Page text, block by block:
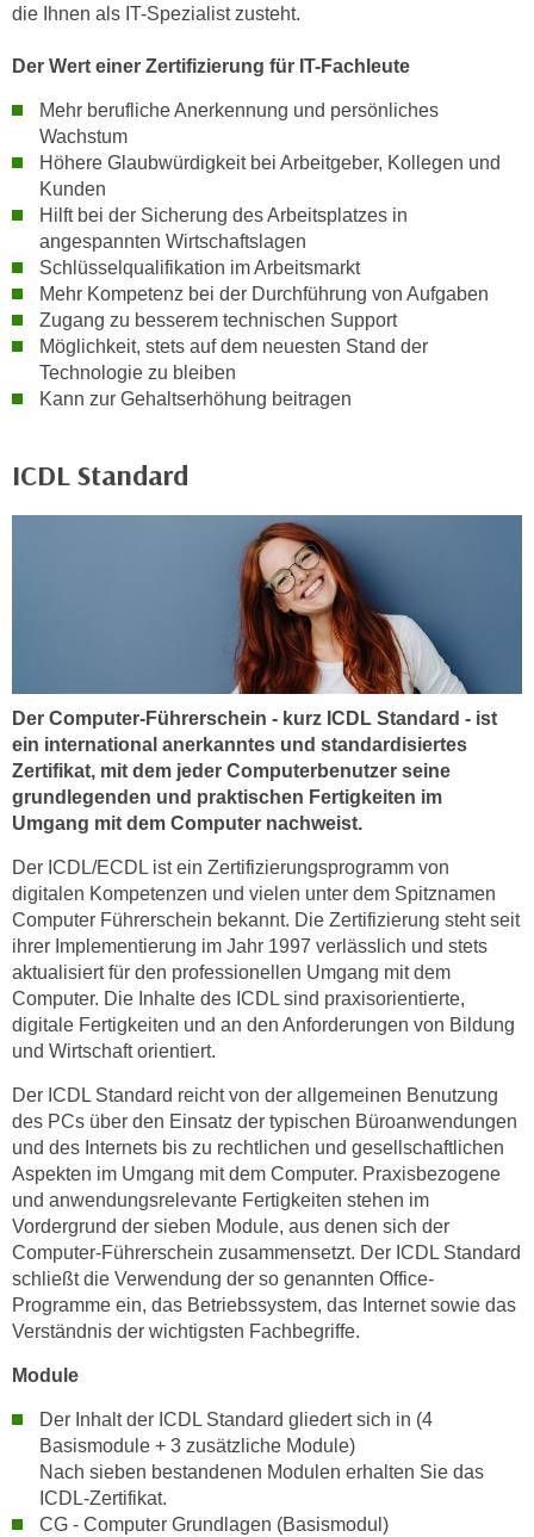
die Ihnen als IT-Spezialist zusteht.
Der Wert einer Zertifizierung für IT-Fachleute
Mehr berufliche Anerkennung und persönliches
Wachstum
Höhere Glaubwürdigkeit bei Arbeitgeber, Kollegen und
Kunden
Hilft bei der Sicherung des Arbeitsplatzes in
angespannten Wirtschaftslagen
Schlüsselqualifikation im Arbeitsmarkt
Mehr Kompetenz bei der Durchführung von Aufgaben
Zugang zu besserem technischen Support
Möglichkeit, stets auf dem neuesten Stand der
Technologie zu bleiben
Kann zur Gehaltserhöhung beitragen
ICDL Standard
Der Computer-Führerschein - kurz ICDL Standard - ist
ein international anerkanntes und standardisiertes
Zertifikat, mit dem jeder Computerbenutzer seine
grundlegenden und praktischen Fertigkeiten im
Umgang mit dem Computer nachweist.
Der ICDL/ECDL ist ein Zertifizierungsprogramm von
digitalen Kompetenzen und vielen unter dem Spitznamen
Computer Führerschein bekannt. Die Zertifizierung steht seit
ihrer Implementierung im Jahr 1997 verlässlich und stets
aktualisiert für den professionellen Umgang mit dem
Computer. Die Inhalte des ICDL sind praxisorientierte,
digitale Fertigkeiten und an den Anforderungen von Bildung
und Wirtschaft orientiert.
Der ICDL Standard reicht von der allgemeinen Benutzung
des PCs über den Einsatz der typischen Büroanwendungen
und des Internets bis zu rechtlichen und gesellschaftlichen
Aspekten im Umgang mit dem Computer. Praxisbezogene
und anwendungsrelevante Fertigkeiten stehen im
Vordergrund der sieben Module, aus denen sich der
Computer-Führerschein zusammensetzt. Der ICDL Standard
schließt die Verwendung der so genannten Office-
Programme ein, das Betriebssystem, das Internet sowie das
Verständnis der wichtigsten Fachbegriffe.
Module
Der Inhalt der ICDL Standard gliedert sich in (4
Basismodule + 3 zusätzliche Module)
Nach sieben bestandenen Modulen erhalten Sie das
ICDL-Zertifikat.
CG - Computer Grundlagen (Basismodul)
n
o
C
k
e
s
z
u
k
e
o
d
e
r
k
i
c
k
e
n
S
i
a
u
f
"
E
s
t
l
l
e